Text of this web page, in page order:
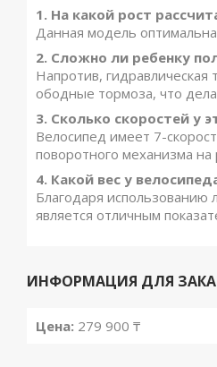
1. На какой рост
Данная модель
2. Сложно ли ребенку
Напротив,
ободные тормоза, что
3. Сколько скоростей у
Велосипед имеет 7-
поворотного механизма на
4. Какой вес у
Благодаря использованию
является отличным
ИНФОРМАЦИЯ ДЛЯ
Цена: 279 900 ₸